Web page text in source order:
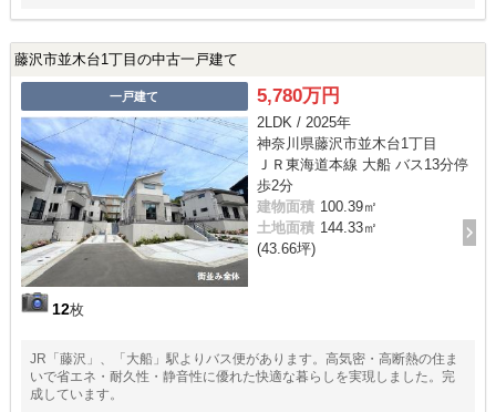
藤沢市並木台1丁目の中古一戸建て
一戸建て
12枚
5,780万円
2LDK / 2025年
神奈川県藤沢市並木台1丁目
ＪＲ東海道本線 大船 バス13分停
歩2分
建物面積 100.39㎡
土地面積 144.33㎡
(43.66坪)
JR「藤沢」、「大船」駅よりバス便があります。高気密・高断熱の住ま
いで省エネ・耐久性・静音性に優れた快適な暮らしを実現しました。完
成しています。